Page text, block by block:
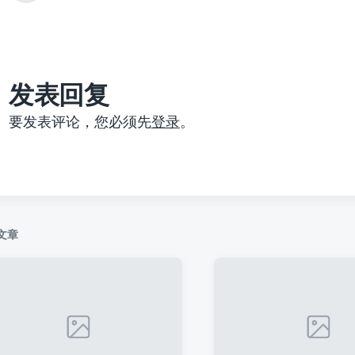
篇
发表回复
要发表评论，您必须先登录。
章